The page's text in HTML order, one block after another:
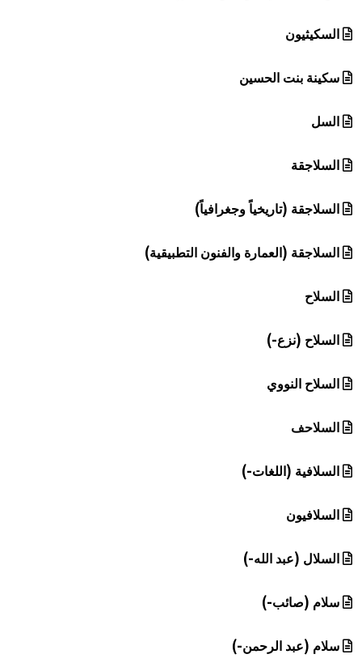
السكيثيون
سكينة بنت الحسين
السل
السلاجقة
السلاجقة (تاريخياً وجغرافياً)
السلاجقة (العمارة والفنون التطبيقية)
السلاح
السلاح (نزع-)
السلاح النووي
السلاحف
السلافية (اللغات-)
السلافيون
السلال (عبد الله-)
سلام (صائب-)
سلام (عبد الرحمن-)